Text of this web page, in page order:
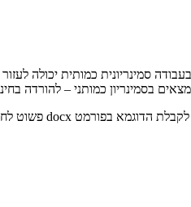
סמינריונית כמותית יכולה
בסמינריון כמותני – להורדה